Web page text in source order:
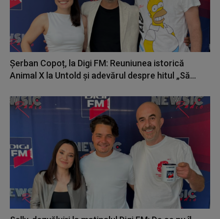
Șerban Copoț, la Digi FM: Reuniunea istorică
Animal X la Untold și adevărul despre hitul „Să...